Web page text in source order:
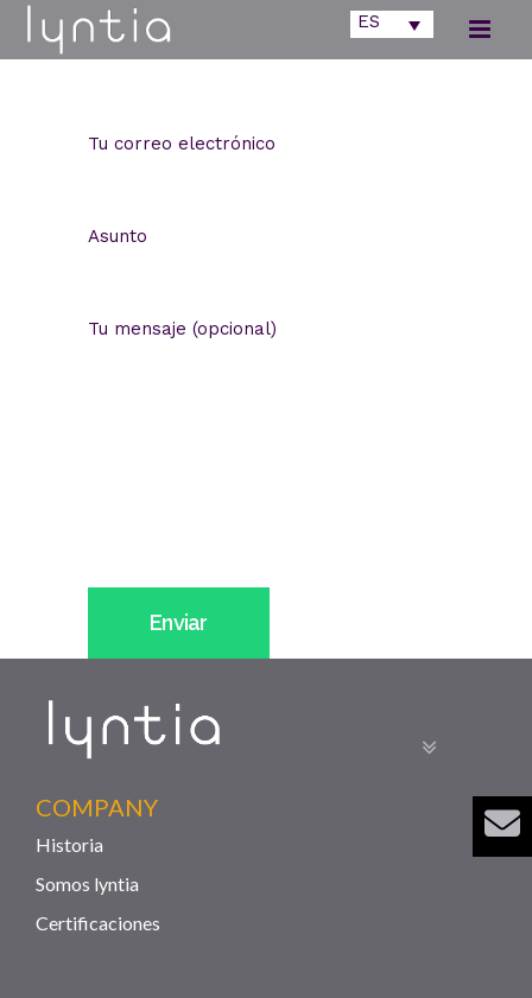
ES
Tu correo electrónico
Asunto
Tu mensaje (opcional)
COMPANY
Historia
Somos lyntia
Certificaciones